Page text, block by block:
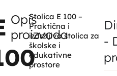
Opis
proizvoda
Stolica E 100 –
Praktična i
izdržljiva stolica za
školske i
edukativne
prostore
-